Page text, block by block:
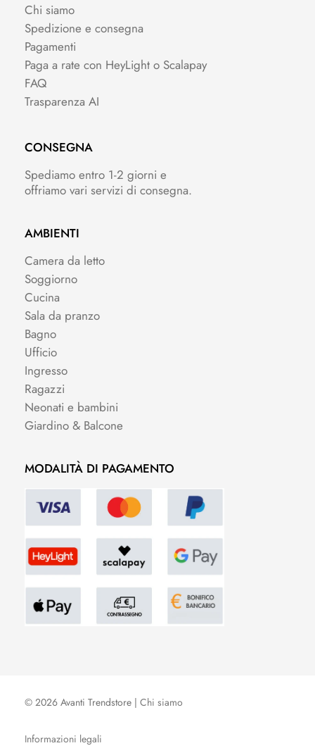
Chi siamo
Spedizione e consegna
Pagamenti
Paga a rate con HeyLight o Scalapay
FAQ
Trasparenza AI
CONSEGNA
Spediamo entro 1-2 giorni e
offriamo vari servizi di consegna.
AMBIENTI
Camera da letto
Soggiorno
Cucina
Sala da pranzo
Bagno
Ufficio
Ingresso
Ragazzi
Neonati e bambini
Giardino & Balcone
MODALITÀ DI PAGAMENTO
© 2026 Avanti Trendstore | Chi siamo
Informazioni legali